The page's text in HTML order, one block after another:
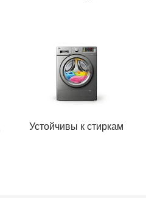
Устойчивы к стиркам